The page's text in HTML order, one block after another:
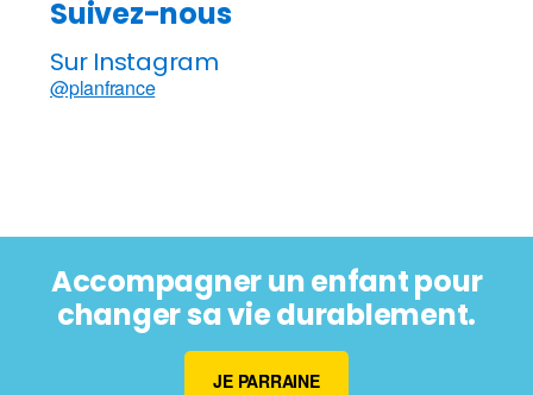
Suivez-nous
Sur Instagram
@planfrance
Accompagner un enfant pour
changer sa vie durablement.
JE PARRAINE